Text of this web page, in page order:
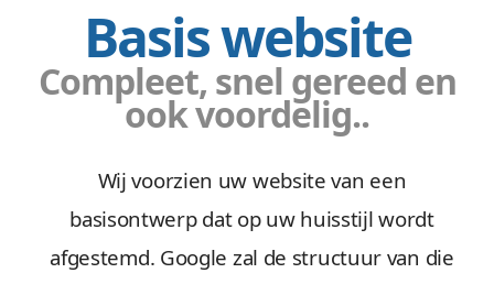
Basis website
Compleet, snel gereed en
ook voordelig..
Wij voorzien uw website van een
basisontwerp dat op uw huisstijl wordt
afgestemd. Google zal de structuur van die